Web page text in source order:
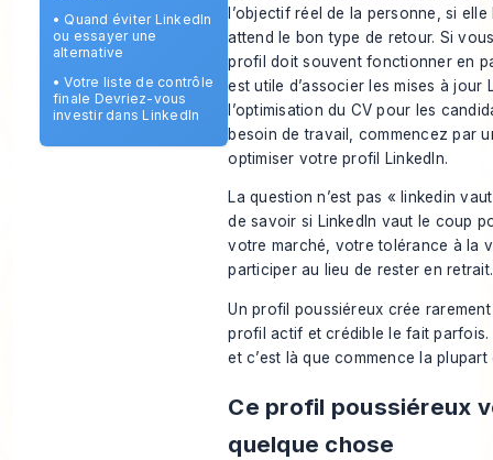
• Quand éviter LinkedIn
ou essayer une
alternative
•Votre liste de contrôle
finale Devriez-vous
investir dans LinkedIn
l’objectif réel de la personne, si
attend le bon type de retour. Si
profil doit souvent fonctionner en
est utile d’associer les mises à jour
l’optimisation du CV pour les
besoin de travail, commencez par
optimiser votre profil LinkedIn.
La question n’est pas « linkedin
de savoir si LinkedIn vaut le coup
votre marché, votre tolérance à la
participer au lieu de rester en retrait.
Un profil poussiéreux crée
profil actif et crédible le fait parfois.
et c’est là que commence la
Ce profil poussiéreux
quelque chose